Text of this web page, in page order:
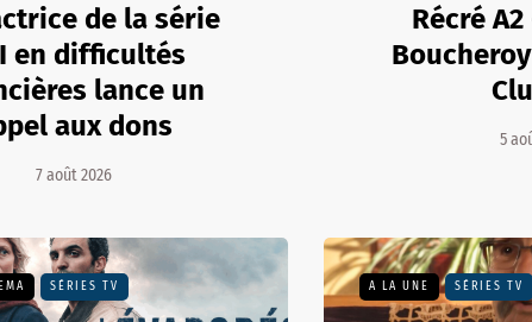
de la série
en difficultés
lance un
aux dons
7 août 2026
Récré
5
SÉRIES TV A LA UNE SÉRIES TV